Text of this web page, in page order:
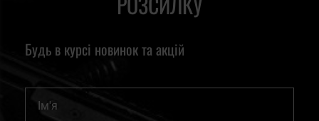
Будь в курсі новинок та акцій